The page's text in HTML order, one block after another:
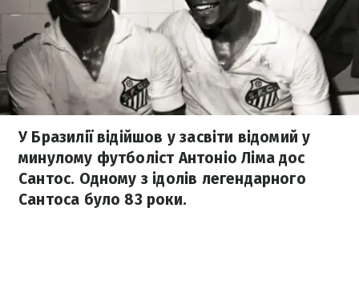
У Бразилії відійшов у засвіти відомий у
минулому футболіст Антоніо Ліма дос
Сантос. Одному з ідолів легендарного
Сантоса було 83 роки.